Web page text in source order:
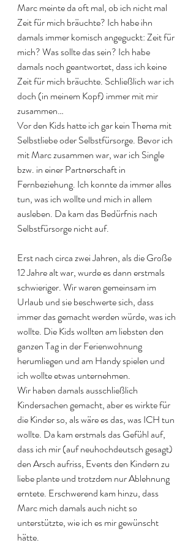
Marc meinte da oft mal, ob ich nicht mal
Zeit für mich bräuchte? Ich habe ihn
damals immer komisch angeguckt: Zeit für
mich? Was sollte das sein? Ich habe
damals noch geantwortet, dass ich keine
Zeit für mich bräuchte. Schließlich war ich
doch (in meinem Kopf) immer mit mir
zusammen…
Vor den Kids hatte ich gar kein Thema mit
Selbstliebe oder Selbstfürsorge. Bevor ich
mit Marc zusammen war, war ich Single
bzw. in einer Partnerschaft in
Fernbeziehung. Ich konnte da immer alles
tun, was ich wollte und mich in allem
ausleben. Da kam das Bedürfnis nach
Selbstfürsorge nicht auf.
Erst nach circa zwei Jahren, als die Große
12 Jahre alt war, wurde es dann erstmals
schwieriger. Wir waren gemeinsam im
Urlaub und sie beschwerte sich, dass
immer das gemacht werden würde, was ich
wollte. Die Kids wollten am liebsten den
ganzen Tag in der Ferienwohnung
herumliegen und am Handy spielen und
ich wollte etwas unternehmen.
Wir haben damals ausschließlich
Kindersachen gemacht, aber es wirkte für
die Kinder so, als wäre es das, was ICH tun
wollte. Da kam erstmals das Gefühl auf,
dass ich mir (auf neuhochdeutsch gesagt)
den Arsch aufriss, Events den Kindern zu
liebe plante und trotzdem nur Ablehnung
erntete. Erschwerend kam hinzu, dass
Marc mich damals auch nicht so
unterstützte, wie ich es mir gewünscht
hätte.